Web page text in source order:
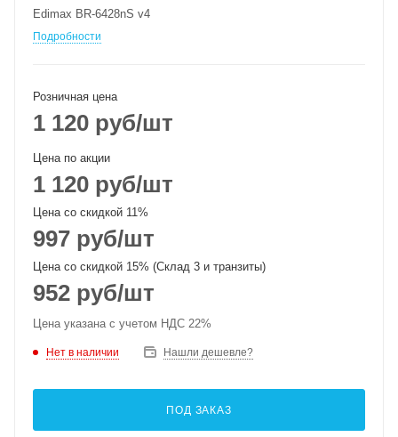
Edimax BR-6428nS v4
Подробности
Розничная цена
1 120 руб/шт
Цена по акции
1 120 руб/шт
Цена со скидкой 11%
997 руб/шт
Цена со скидкой 15% (Склад 3 и транзиты)
952 руб/шт
Цена указана с учетом НДС 22%
Нет в наличии Нашли дешевле?
ПОД ЗАКАЗ